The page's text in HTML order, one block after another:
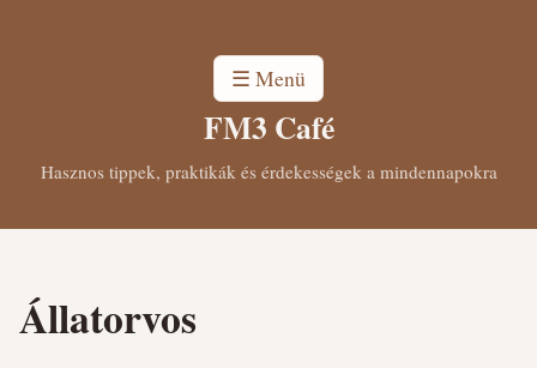
☰ Menü
FM3 Café
Hasznos tippek, praktikák és érdekességek a mindennapokra
Állatorvos